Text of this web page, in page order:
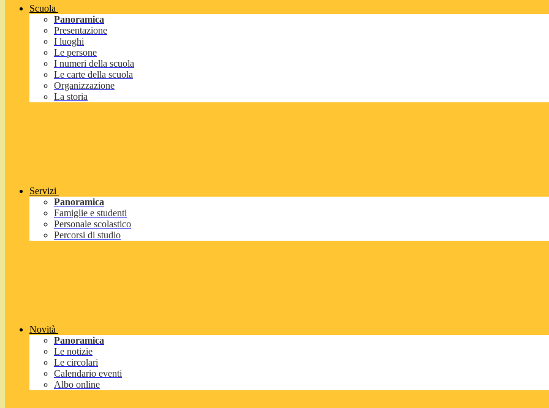
Scuola
Panoramica
Presentazione
I luoghi
Le persone
I numeri della scuola
Le carte della scuola
Organizzazione
La storia
Servizi
Panoramica
Famiglie e studenti
Personale scolastico
Percorsi di studio
Novità
Panoramica
Le notizie
Le circolari
Calendario eventi
Albo online